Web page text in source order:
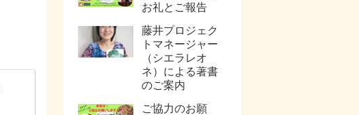
お礼とご報告
藤井プロジェク
トマネージャー
（シエラレオ
ネ）による著書
のご案内
ご協力のお願